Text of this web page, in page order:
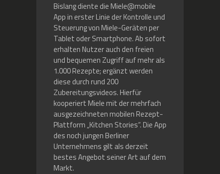
Bislang diente die Miele@mobile
App in erster Linie der Kontrolle und
Steuerung von Miele-Geräten per
Tablet oder Smartphone. Ab sofort
erhalten Nutzer auch den freien
und bequemen Zugriff auf mehr als
1.000 Rezepte; ergänzt werden
diese durch rund 200
Zubereitungsvideos. Hierfür
kooperiert Miele mit der mehrfach
ausgezeichneten mobilen Rezept-
Plattform „Kitchen Stories“. Die App
des noch jungen Berliner
Unternehmens gilt als derzeit
bestes Angebot seiner Art auf dem
Markt.